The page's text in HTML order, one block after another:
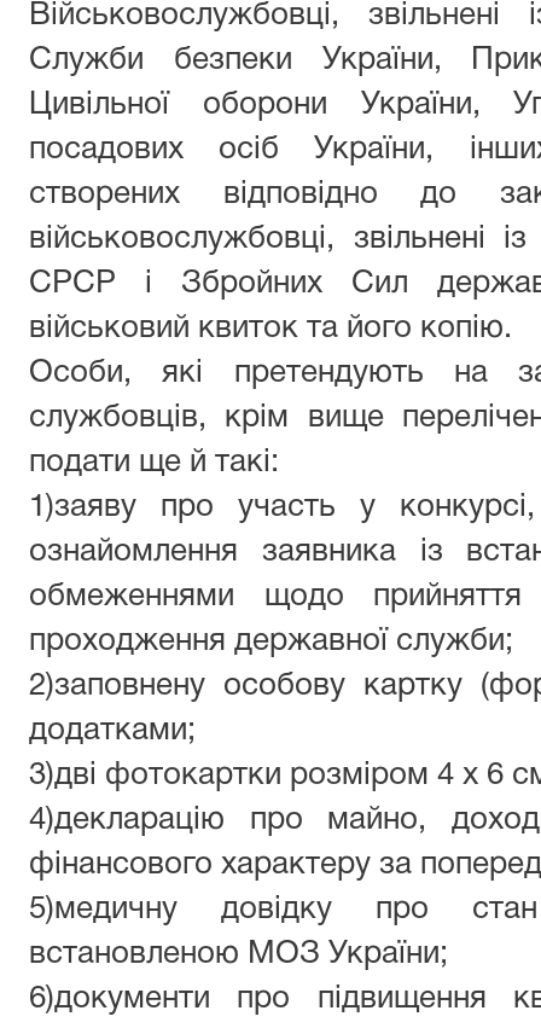
Військовослужбовці,
Служби безпеки України,
Цивільної оборони України,
посадових осіб України,
створених відповідно до
військовослужбовці, звільнені
СРСР і Збройних Сил
військовий квиток та його копію.
Особи, які претендують на
службовців, крім вище
подати ще й такі:
1)заяву про участь у
ознайомлення заявника із
обмеженнями щодо
проходження державної служби;
2)заповнену особову картку
додатками;
3)дві фотокартки розміром 4 х 6
4)декларацію про майно,
фінансового характеру за
5)медичну довідку про
встановленою МОЗ України;
6)документи про підвищення